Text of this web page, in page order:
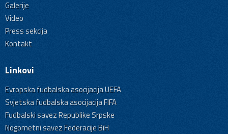
Galerije
Video
Press sekcija
Kontakt
Linkovi
Evropska fudbalska asocijacija UEFA
Svjetska fudbalska asocijacija FIFA
Fudbalski savez Republike Srpske
Nogometni savez Federacije BiH